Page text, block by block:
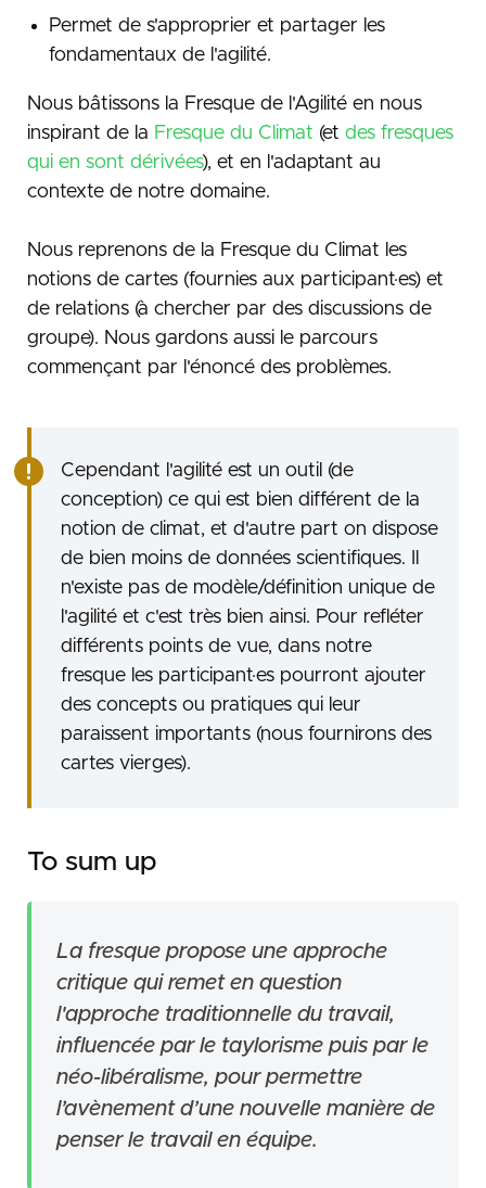
Permet de s'approprier et partager les
fondamentaux de l'agilité.
Nous bâtissons la Fresque de l'Agilité en nous
inspirant de la Fresque du Climat (et des fresques
qui en sont dérivées), et en l'adaptant au
contexte de notre domaine.
Nous reprenons de la Fresque du Climat les
notions de cartes (fournies aux participant·es) et
de relations (à chercher par des discussions de
groupe). Nous gardons aussi le parcours
commençant par l'énoncé des problèmes.
Cependant l'agilité est un outil (de
conception) ce qui est bien différent de la
notion de climat, et d'autre part on dispose
de bien moins de données scientifiques. Il
n'existe pas de modèle/définition unique de
l'agilité et c'est très bien ainsi. Pour refléter
différents points de vue, dans notre
fresque les participant·es pourront ajouter
des concepts ou pratiques qui leur
paraissent importants (nous fournirons des
cartes vierges).
To sum up
La fresque propose une approche
critique qui remet en question
l'approche traditionnelle du travail,
influencée par le taylorisme puis par le
néo-libéralisme, pour permettre
l’avènement d’une nouvelle manière de
penser le travail en équipe.